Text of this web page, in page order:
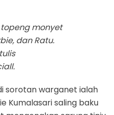
topeng monyet
dan Ratu.
sorotan warganet ialah
Kumalasari saling baku